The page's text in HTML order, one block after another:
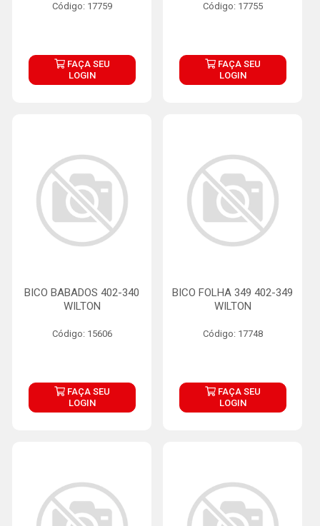
Código: 17759
FAÇA SEU
LOGIN
Código: 17755
FAÇA SEU
LOGIN
BICO BABADOS 402-340
WILTON
Código: 15606
FAÇA SEU
LOGIN
BICO FOLHA 349 402-349
WILTON
Código: 17748
FAÇA SEU
LOGIN